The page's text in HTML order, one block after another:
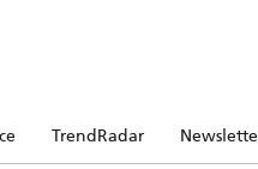
TrendRadar